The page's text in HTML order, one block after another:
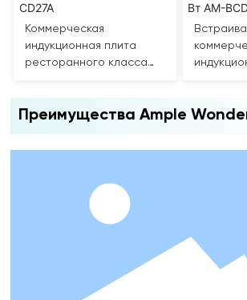
Коммерческая
индукционная плита
ресторанного класса
конфоркой AM-CD27A
Преимущества Ample